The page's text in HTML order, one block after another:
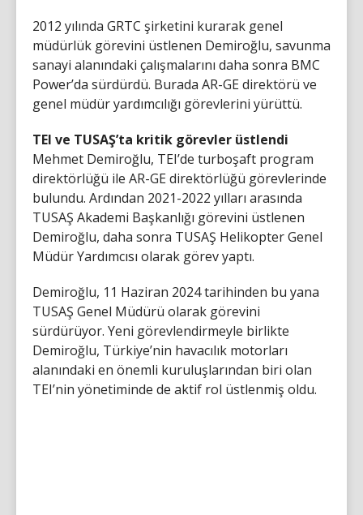
2012 yılında GRTC şirketini kurarak genel
müdürlük görevini üstlenen Demiroğlu, savunma
sanayi alanındaki çalışmalarını daha sonra BMC
Power’da sürdürdü. Burada AR-GE direktörü ve
genel müdür yardımcılığı görevlerini yürüttü.
TEI ve TUSAŞ’ta kritik görevler üstlendi
Mehmet Demiroğlu, TEI’de turboşaft program
direktörlüğü ile AR-GE direktörlüğü görevlerinde
bulundu. Ardından 2021-2022 yılları arasında
TUSAŞ Akademi Başkanlığı görevini üstlenen
Demiroğlu, daha sonra TUSAŞ Helikopter Genel
Müdür Yardımcısı olarak görev yaptı.
Demiroğlu, 11 Haziran 2024 tarihinden bu yana
TUSAŞ Genel Müdürü olarak görevini
sürdürüyor. Yeni görevlendirmeyle birlikte
Demiroğlu, Türkiye’nin havacılık motorları
alanındaki en önemli kuruluşlarından biri olan
TEI’nin yönetiminde de aktif rol üstlenmiş oldu.